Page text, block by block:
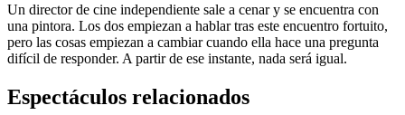
Un director de cine independiente sale a cenar y se encuentra con
una pintora. Los dos empiezan a hablar tras este encuentro fortuito,
pero las cosas empiezan a cambiar cuando ella hace una pregunta
difícil de responder. A partir de ese instante, nada será igual.
Espectáculos relacionados